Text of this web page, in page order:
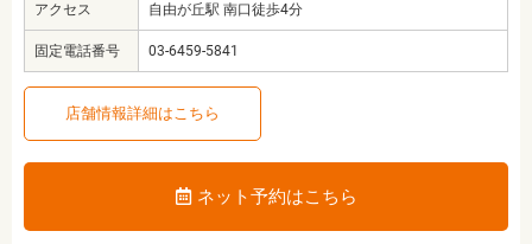
アクセス 自由が丘駅 南口徒歩4分
固定電話番号 03-6459-5841
店舗情報詳細はこちら
ネット予約はこちら